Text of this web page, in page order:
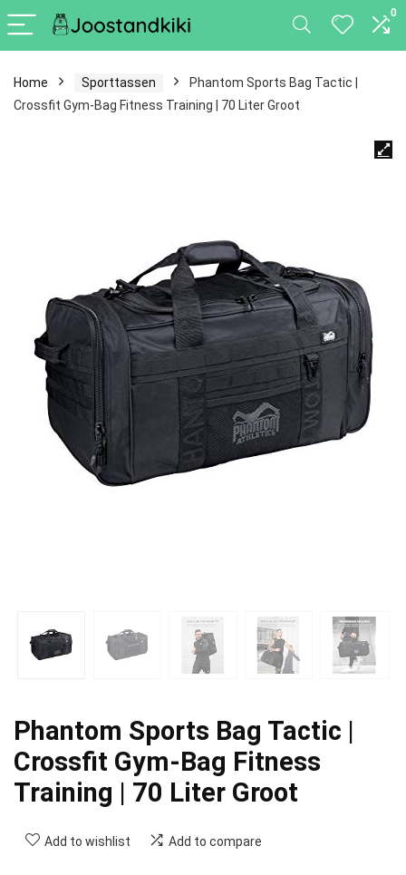
0
Home Sporttassen
Phantom Sports Bag Tactic |
Crossfit Gym-Bag Fitness Training | 70 Liter Groot
Phantom Sports Bag Tactic |
Crossfit Gym-Bag Fitness
Training | 70 Liter Groot
Add to wishlist Add to compare